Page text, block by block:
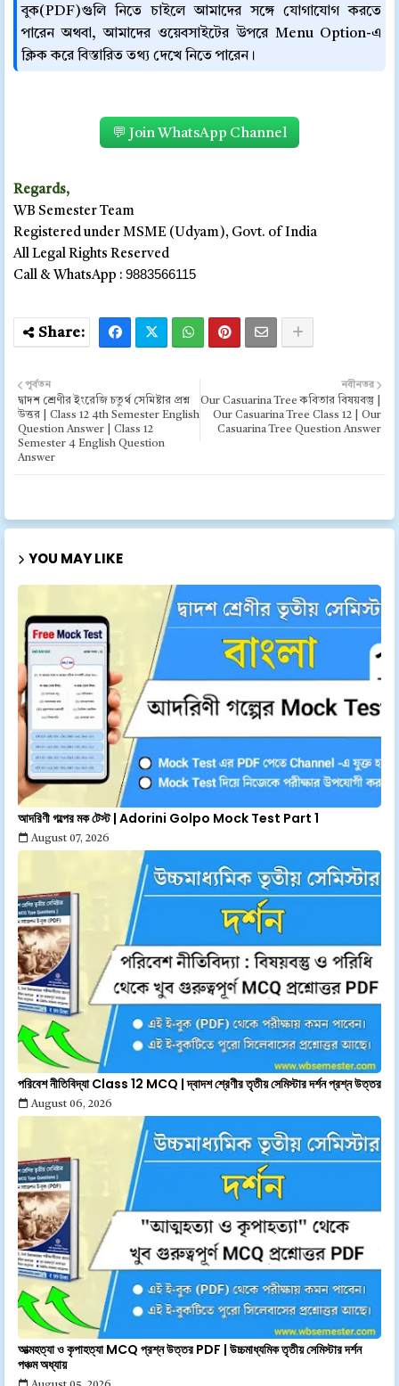
বুক(PDF)গুলি নিতে চাইলে আমাদের সঙ্গে যোগাযোগ করতে
পারেন অথবা, আমাদের ওয়েবসাইটের উপরে Menu Option-এ
ক্লিক করে বিস্তারিত তথ্য দেখে নিতে পারেন।
💬 Join WhatsApp Channel
Regards,
WB Semester Team
Registered under MSME (Udyam), Govt. of India
All Legal Rights Reserved
Call & WhatsApp : 9883566115
নবীনতর
Our Casuarina Tree কবিতার বিষয়বস্তু |
Our Casuarina Tree Class 12 | Our
Casuarina Tree Question Answer
পূর্বতন
দ্বাদশ শ্রেণীর ইংরেজি চতুর্থ সেমিষ্টার প্রশ্ন
উত্তর | Class 12 4th Semester English
Question Answer | Class 12
Semester 4 English Question
Answer
YOU MAY LIKE
আদরিণী গল্পের মক টেস্ট | Adorini Golpo Mock Test Part 1
August 07, 2026
পরিবেশ নীতিবিদ্যা Class 12 MCQ | দ্বাদশ শ্রেণীর তৃতীয় সেমিস্টার দর্শন প্রশ্ন উত্তর
August 06, 2026
আত্মহত্যা ও কৃপাহত্যা MCQ প্রশ্ন উত্তর PDF | উচ্চমাধ্যমিক তৃতীয় সেমিস্টার দর্শন
পঞ্চম অধ্যায়